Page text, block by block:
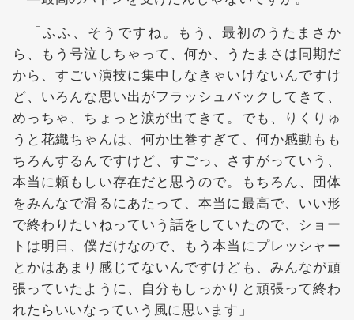
「ふふ、そうですね。もう、最初のうたまさか
ら、もう号泣しちゃって、何か、うたまさは同期だ
から、すごい演技に集中しなきゃいけないんですけ
ど、いろんな思い出がフラッシュバックしてきて、
めっちゃ、ちょっと涙が出てきて。でも、りくりゅ
うと花織ちゃんは、何か圧巻すぎて、何か感動もも
ちろんするんですけど、すごっ、さすがっていう、
本当に頼もしい存在だと思うので。もちろん、団体
をみんなで滑るにあたって、本当に最高で、いい形
で終わりたいねっていう話をしていたので、ショー
トは明日、僕だけなので、もう本当にプレッシャー
とかはあまり感じてないんですけども、みんなが頑
張っていたように、自分もしっかりと頑張って終わ
れたらいいなっていう風に思います」